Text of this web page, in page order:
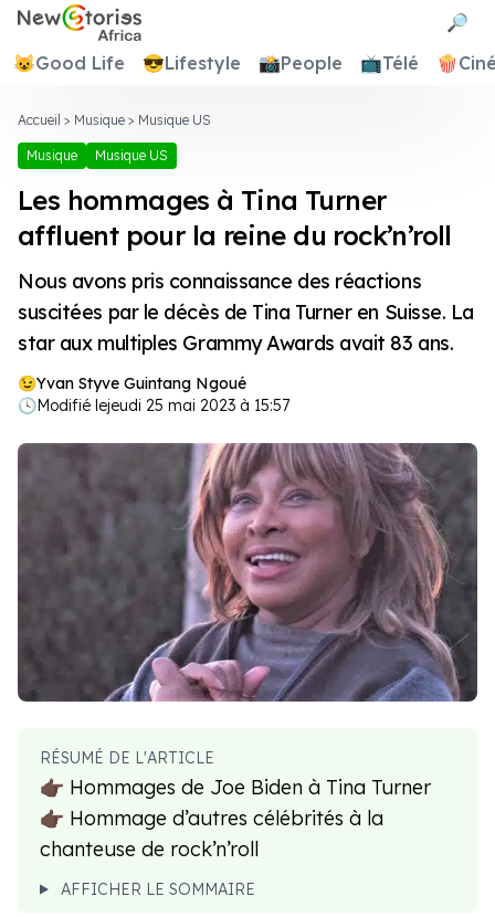
Newstories Africa
🔎
😺Good Life 😎Lifestyle 📸People 📺Télé 🍿
Accueil > Musique > Musique US
Musique Musique US
Les hommages à Tina Turner
affluent pour la reine du rock’n’roll
Nous avons pris connaissance des réactions
suscitées par le décès de Tina Turner en Suisse. La
star aux multiples Grammy Awards avait 83 ans.
Yvan Styve Guintang Ngoué
🕓Modifié lejeudi 25 mai 2023 à 15:57
RÉSUMÉ DE L'ARTICLE
👉🏿 Hommages de Joe Biden à Tina Turner
👉🏿 Hommage d’autres célébrités à la
chanteuse de rock’n’roll
AFFICHER LE SOMMAIRE